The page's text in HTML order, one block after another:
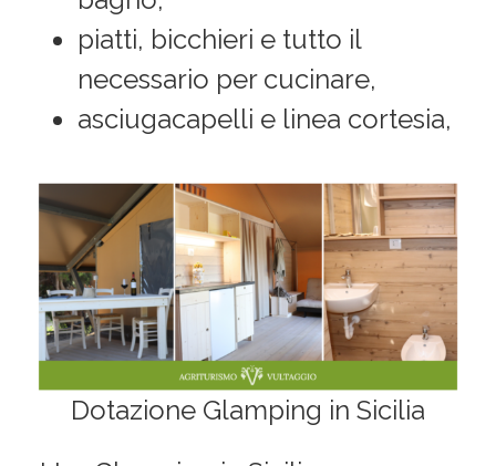
piatti, bicchieri e tutto il
necessario per cucinare,
asciugacapelli e linea cortesia,
Dotazione Glamping in Sicilia